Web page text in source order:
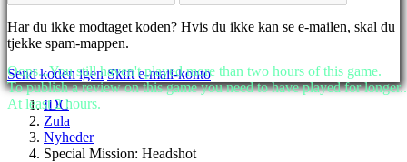
RO
RU
SR
TH
TR
UK
Har du ikke modtaget koden? Hvis du ikke kan se e-mailen, skal du
tjekke spam-mappen.
Send koden igen Skift e-mail-konto
IDC
Zula
Nyheder
Special Mission: Headshot
Oops...You still haven't played more than two hours of this game.
To publish a review on this game you need to have played for
At least 2 hours.